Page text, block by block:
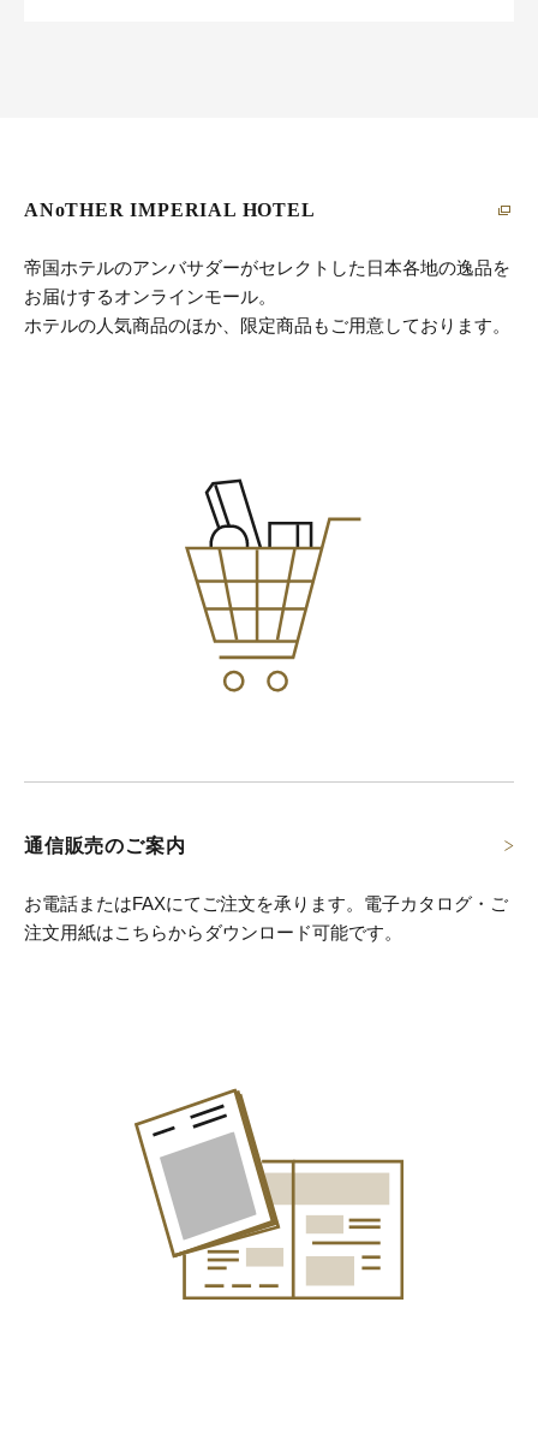
ANoTHER IMPERIAL HOTEL
帝国ホテルのアンバサダーがセレクトした日本各地の逸品を
お届けするオンラインモール。
ホテルの人気商品のほか、限定商品もご用意しております。
通信販売のご案内
お電話またはFAXにてご注文を承ります。 電子カタログ・ご
注文用紙はこちらからダウンロード可能です。